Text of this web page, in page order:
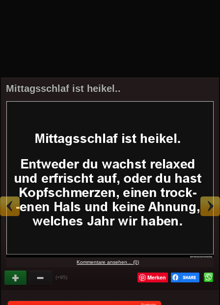
Mittagsschlaf ist heikel..
Kommentare ansehen... (0)
(+95) Merken